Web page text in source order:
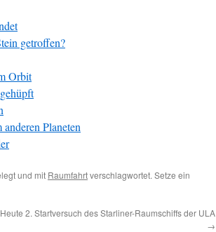
getroffen?
Orbit
Planeten
und mit Raumfahrtverschlagwortet. Setze ein
Heute 2. Startversuch des Starliner-Raumschiffs der ULA
→